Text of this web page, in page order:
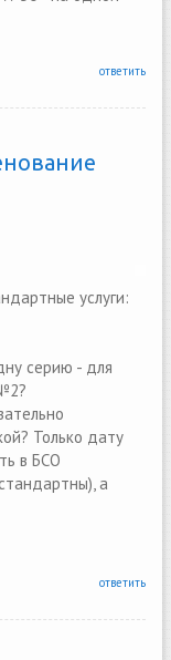
ответить
услуги:
серию - для
Только дату
в БСО
а
ответить